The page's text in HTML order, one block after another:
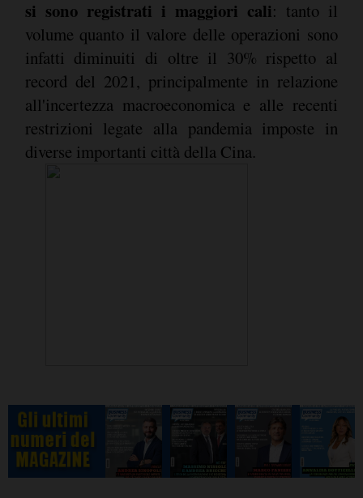
si sono registrati i maggiori cali: tanto il
volume quanto il valore delle operazioni sono
infatti diminuiti di oltre il 30% rispetto al
record del 2021, principalmente in relazione
all'incertezza macroeconomica e alle recenti
restrizioni legate alla pandemia imposte in
diverse importanti città della Cina.